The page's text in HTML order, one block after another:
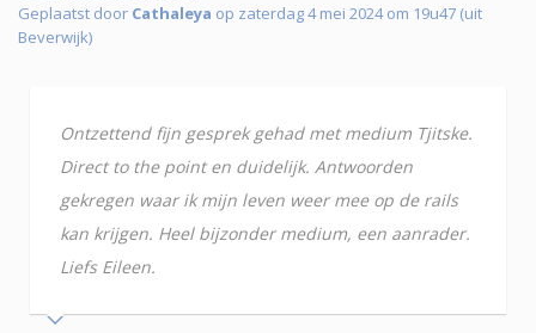
Geplaatst door Cathaleya op zaterdag 4 mei 2024 om 19u47 (uit
Beverwijk)
Ontzettend fijn gesprek gehad met medium Tjitske.
Direct to the point en duidelijk. Antwoorden
gekregen waar ik mijn leven weer mee op de rails
kan krijgen. Heel bijzonder medium, een aanrader.
Liefs Eileen.